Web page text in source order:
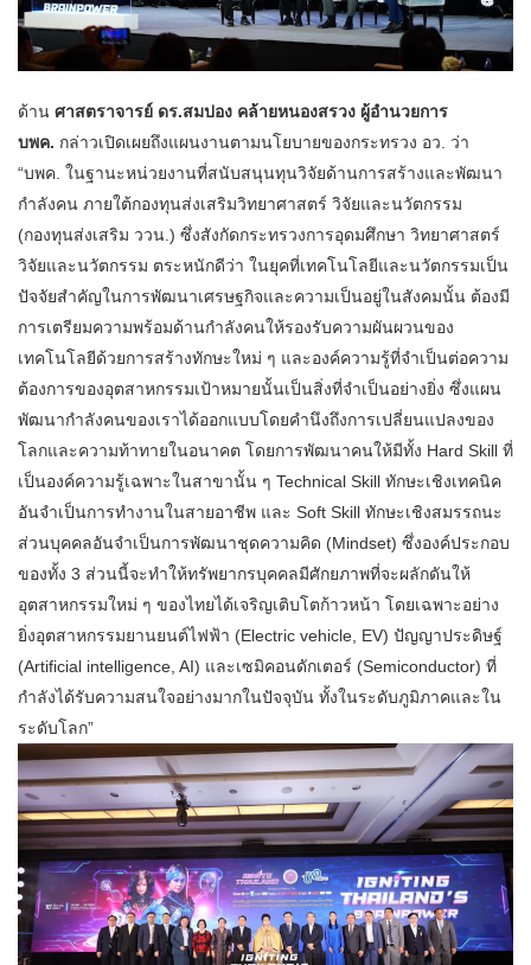
ด้าน ศาสตราจารย์ ดร.สมปอง คล้ายหนองสรวง ผู้อำนวยการ
บพค. กล่าวเปิดเผยถึงแผนงานตามนโยบายของกระทรวง อว. ว่า
“บพค. ในฐานะหน่วยงานที่สนับสนุนทุนวิจัยด้านการสร้างและพัฒนา
กำลังคน ภายใต้กองทุนส่งเสริมวิทยาศาสตร์ วิจัยและนวัตกรรม
(กองทุนส่งเสริม ววน.) ซึ่งสังกัดกระทรวงการอุดมศึกษา วิทยาศาสตร์
วิจัยและนวัตกรรม ตระหนักดีว่า ในยุคที่เทคโนโลยีและนวัตกรรมเป็น
ปัจจัยสำคัญในการพัฒนาเศรษฐกิจและความเป็นอยู่ในสังคมนั้น ต้องมี
การเตรียมความพร้อมด้านกำลังคนให้รองรับความผันผวนของ
เทคโนโลยีด้วยการสร้างทักษะใหม่ ๆ และองค์ความรู้ที่จำเป็นต่อความ
ต้องการของอุตสาหกรรมเป้าหมายนั้นเป็นสิ่งที่จำเป็นอย่างยิ่ง ซึ่งแผน
พัฒนากำลังคนของเราได้ออกแบบโดยคำนึงถึงการเปลี่ยนแปลงของ
โลกและความท้าทายในอนาคต โดยการพัฒนาคนให้มีทั้ง Hard Skill ที่
เป็นองค์ความรู้เฉพาะในสาขานั้น ๆ Technical Skill ทักษะเชิงเทคนิค
อันจำเป็นการทำงานในสายอาชีพ และ Soft Skill ทักษะเชิงสมรรถนะ
ส่วนบุคคลอันจำเป็นการพัฒนาชุดความคิด (Mindset) ซึ่งองค์ประกอบ
ของทั้ง 3 ส่วนนี้จะทำให้ทรัพยากรบุคคลมีศักยภาพที่จะผลักดันให้
อุตสาหกรรมใหม่ ๆ ของไทยได้เจริญเติบโตก้าวหน้า โดยเฉพาะอย่าง
ยิ่งอุตสาหกรรมยานยนต์ไฟฟ้า (Electric vehicle, EV) ปัญญาประดิษฐ์
(Artificial intelligence, AI) และเซมิคอนดักเตอร์ (Semiconductor) ที่
กำลังได้รับความสนใจอย่างมากในปัจจุบัน ทั้งในระดับภูมิภาคและใน
ระดับโลก”